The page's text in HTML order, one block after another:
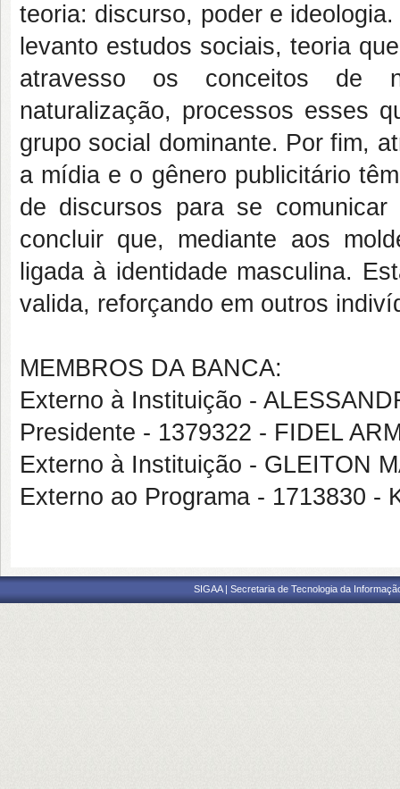
teoria: discurso, poder e
levanto estudos sociais, teoria
atravesso os conceitos de
naturalização, processos esses
grupo social dominante. Por fim,
a mídia e o gênero publicitário
de discursos para se
concluir que, mediante aos
ligada à identidade masculina.
valida, reforçando em outros
MEMBROS DA BANCA:
Externo à Instituição -
Presidente - 1379322 - FIDEL
Externo à Instituição - GLEITON
Externo ao Programa - 1713830 -
SIGAA | Secretaria de Tecnologia da